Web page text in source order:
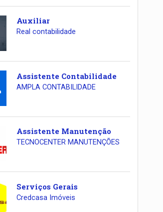
Auxiliar
Real contabilidade
Assistente Contabilidade
AMPLA CONTABILIDADE
Assistente Manutenção
TECNOCENTER MANUTENÇÕES
Serviços Gerais
Credcasa Imóveis